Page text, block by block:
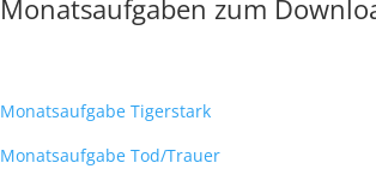
Monatsaufgaben zum
Monatsaufgabe Tigerstark
Monatsaufgabe Tod/Trauer